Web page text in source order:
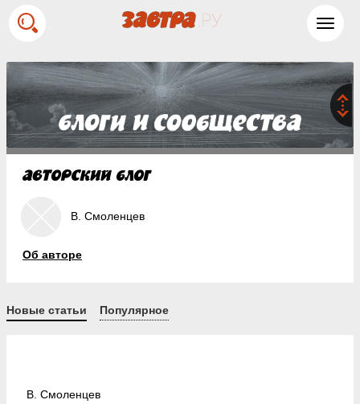
В. Смоленцев
Об авторе
Новые статьи Популярное
В. Смоленцев